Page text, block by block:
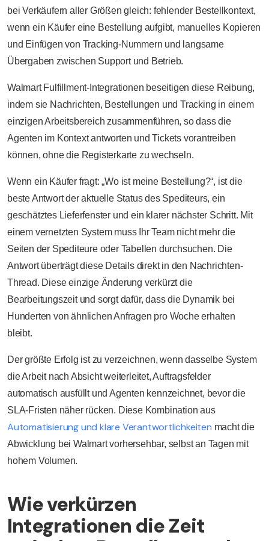
bei Verkäufern aller Größen gleich: fehlender Bestellkontext,
wenn ein Käufer eine Bestellung aufgibt, manuelles Kopieren
und Einfügen von Tracking-Nummern und langsame
Übergaben zwischen Support und Betrieb.
Walmart Fulfillment-Integrationen beseitigen diese Reibung,
indem sie Nachrichten, Bestellungen und Tracking in einem
einzigen Arbeitsbereich zusammenführen, so dass die
Agenten im Kontext antworten und Tickets vorantreiben
können, ohne die Registerkarte zu wechseln.
Wenn ein Käufer fragt: „Wo ist meine Bestellung?“, ist die
beste Antwort der aktuelle Status des Spediteurs, ein
geschätztes Lieferfenster und ein klarer nächster Schritt. Mit
einem vernetzten System muss Ihr Team nicht mehr die
Seiten der Spediteure oder Tabellen durchsuchen. Die
Antwort überträgt diese Details direkt in den Nachrichten-
Thread. Diese einzige Änderung verkürzt die
Bearbeitungszeit und sorgt dafür, dass die Dynamik bei
Hunderten von ähnlichen Anfragen pro Woche erhalten
bleibt.
Der größte Erfolg ist zu verzeichnen, wenn dasselbe System
die Arbeit nach Absicht weiterleitet, Auftragsfelder
automatisch ausfüllt und Agenten kennzeichnet, bevor die
SLA-Fristen näher rücken. Diese Kombination aus
Automatisierung und klare Verantwortlichkeiten macht die
Abwicklung bei Walmart vorhersehbar, selbst an Tagen mit
hohem Volumen.
Wie verkürzen
Integrationen die Zeit